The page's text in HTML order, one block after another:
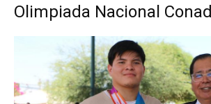
Olimpiada Nacional